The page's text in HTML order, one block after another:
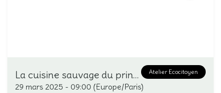
Atelier Ecocitoyen
La cuisine sauvage du printemps
29 mars 2025 - 09:00 (Europe/Paris)